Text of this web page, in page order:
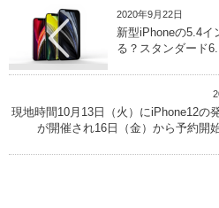
2020年9月22日
新型iPhoneの5.4イ
る？スタンダード
現地時間10月13日（火）にiPhone12の
が開催され16日（金）から予約開